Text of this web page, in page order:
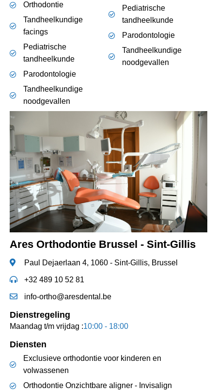
Orthodontie
Tandheelkundige
facings
Pediatrische
tandheelkunde
Parodontologie
Tandheelkundige
noodgevallen
Pediatrische
tandheelkunde
Parodontologie
Tandheelkundige
noodgevallen
Ares Orthodontie Brussel - Sint-Gillis
Paul Dejaerlaan 4, 1060 - Sint-Gillis, Brussel
+32 489 10 52 81
info-ortho@aresdental.be
Dienstregeling
Maandag t/m vrijdag :10:00 - 18:00
Diensten
Exclusieve orthodontie voor kinderen en
volwassenen
Orthodontie Onzichtbare aligner - Invisalign